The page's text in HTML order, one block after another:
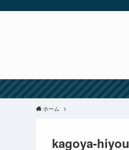
ホーム
kagoya-hiyou